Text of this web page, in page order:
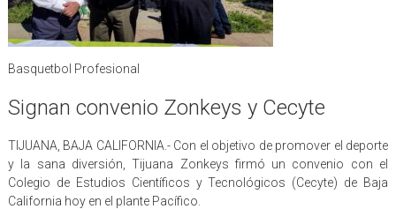
Basquetbol Profesional
Signan convenio Zonkeys y Cecyte
TIJUANA, BAJA CALIFORNIA.- Con el objetivo de promover el deporte
y la sana diversión, Tijuana Zonkeys firmó un convenio con el
Colegio de Estudios Científicos y Tecnológicos (Cecyte) de Baja
California hoy en el plante Pacífico.